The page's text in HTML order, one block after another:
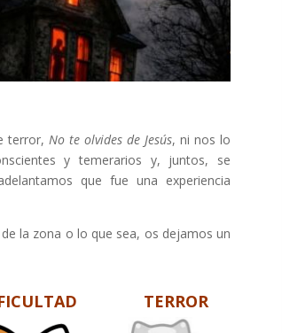
terror, No te olvides de Jesús, ni nos lo
y temerarios y, juntos, se
que fue una experiencia
la zona o lo que sea, os dejamos un
TERROR